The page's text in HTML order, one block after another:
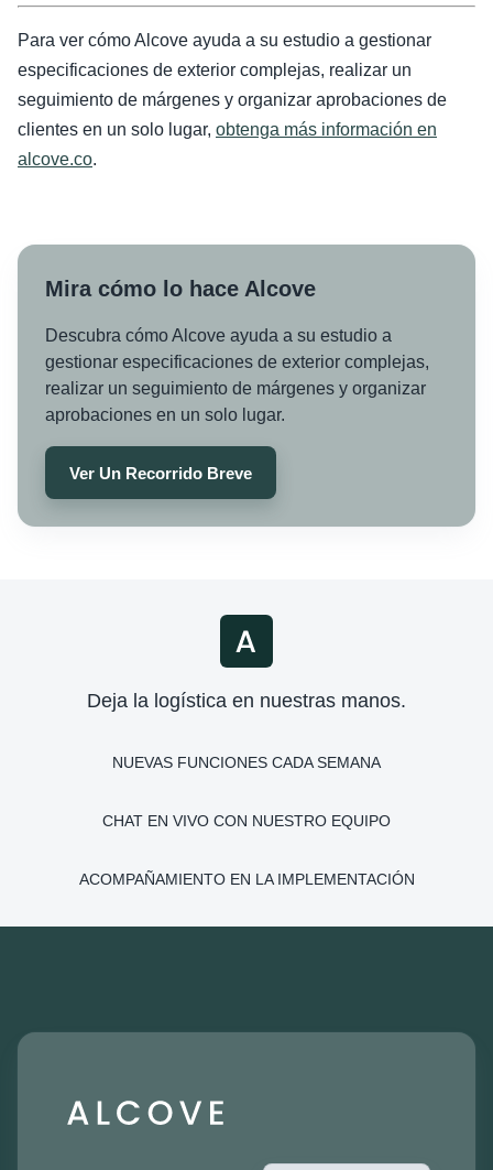
Para ver cómo Alcove ayuda a su estudio a gestionar
especificaciones de exterior complejas, realizar un
seguimiento de márgenes y organizar aprobaciones de
clientes en un solo lugar, obtenga más información en
alcove.co.
Mira cómo lo hace Alcove
Descubra cómo Alcove ayuda a su estudio a
gestionar especificaciones de exterior complejas,
realizar un seguimiento de márgenes y organizar
aprobaciones en un solo lugar.
Ver Un Recorrido Breve
Deja la logística en nuestras manos.
NUEVAS FUNCIONES CADA SEMANA
CHAT EN VIVO CON NUESTRO EQUIPO
ACOMPAÑAMIENTO EN LA IMPLEMENTACIÓN